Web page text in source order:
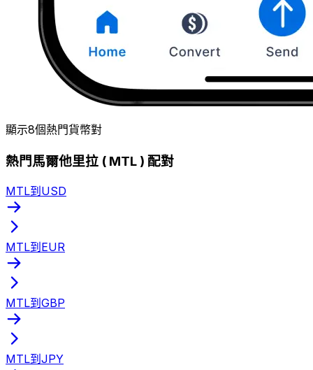
顯示8個熱門貨幣對
熱門馬爾他里拉 ( MTL ) 配對
MTL到USD
MTL到EUR
MTL到GBP
MTL到JPY